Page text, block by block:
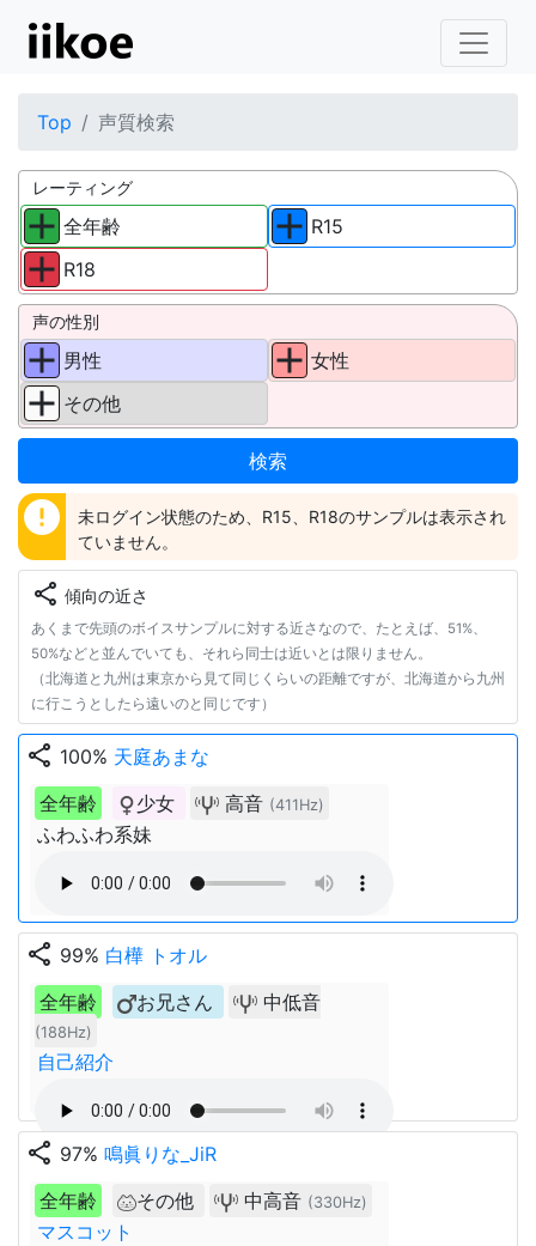
Top 声質検索
レーティング
全年齢
R18
R15
声の性別
男性
その他
女性
error
未ログイン状態のため、R15、R18のサンプルは表示され
ていません。
share 傾向の近さ
あくまで先頭のボイスサンプルに対する近さなので、たとえば、51%、
50%などと並んでいても、それら同士は近いとは限りません。
（北海道と九州は東京から見て同じくらいの距離ですが、北海道から九州
に行こうとしたら遠いのと同じです）
share 100% 天庭あまな
全年齢
少女 高音 (411Hz)
ふわふわ系妹
share 99% 白樺 トオル
全年齢
お兄さん 中低音
(188Hz)
自己紹介
share 97% 鳴眞りな_JiR
全年齢
その他 中高音 (330Hz)
マスコット